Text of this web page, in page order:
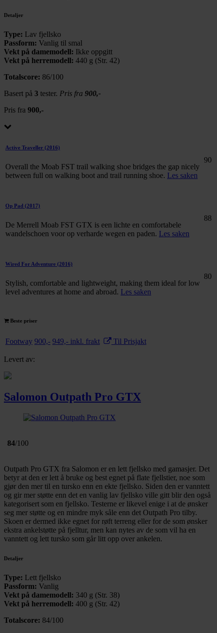
Detaljer
Type: Lav fjellsko
Passform: Vanlig til smal
Vekt på damemodell: Ikke oppgitt
Vekt på herremodell: 440 g (Str. 42)
Totalscore: 86/100
Basert på 3 tester. Pris fra 900,-
Pris fra 900,-
Active Traveller (2016)
Overall the Moab FST trail walking shoe bridges the gap nicely
between full on walking boot and trail running shoe. Les saken
90
Op Pad (2017)
De Merrell Moab FST GTX is een lichte en comfortabele
wandelschoen voor op verharde wegen en paden. Les saken
88
Wired For Adventure (2016)
Stylish, comfortable and lightweight, making them ideal for low
level adventures at home and abroad. Les saken
80
Beste priser
Footway 900,- 949,- inkl. frakt Til Prisjakt
Levert av:
Salomon Outpath Pro GTX
84/100
Outpath Pro GTX fra Salomon er en lett fjellsko med gamasjer. Det
betyr at den er lett å bruke og best egnet på flate fjellstier, noe som
gjør den mer til en tursko enn en ekte fjellsko. Siden den er vanntett
og gir mer støtte enn det en vanlig lav fjellsko ville gitt blir den også
kategorisert som en fjellsko. Testerne er likevel enige i at de ønsker
seg mer støtte og en mindre myk såle enn det Outpath Pro tilby.
Skoen er dermed ikke egnet for røft terreng eller for de som ønsker
ekstra ankelstøtte på fjelltur, men kan nytes av de som vil ha en
vanntett og lett tursko som går litt opp over ankelen.
Detaljer
Type: Lett fjellsko
Passform: Vanlig
Vekt på damemodell: 340 g (Str. 38)
Vekt på herremodell: 400 g (Str. 42)
Totalscore: 84/100